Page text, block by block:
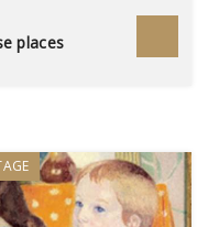
Saint-
places